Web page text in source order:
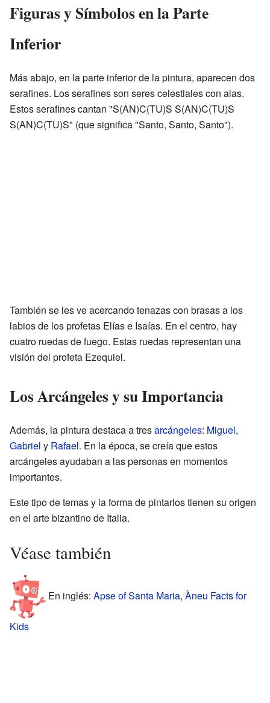
Figuras y Símbolos en la Parte
Inferior
Más abajo, en la parte inferior de la pintura, aparecen dos
serafines. Los serafines son seres celestiales con alas.
Estos serafines cantan "S(AN)C(TU)S S(AN)C(TU)S
S(AN)C(TU)S" (que significa "Santo, Santo, Santo").
También se les ve acercando tenazas con brasas a los
labios de los profetas Elías e Isaías. En el centro, hay
cuatro ruedas de fuego. Estas ruedas representan una
visión del profeta Ezequiel.
Los Arcángeles y su Importancia
Además, la pintura destaca a tresarcángeles: Miguel,
Gabriel y Rafael. En la época, se creía que estos
arcángeles ayudaban a las personas en momentos
importantes.
Este tipo de temas y la forma de pintarlos tienen su origen
en el arte bizantino de Italia.
Véase también
En inglés: Apse of Santa Maria, Àneu Facts for
Kids